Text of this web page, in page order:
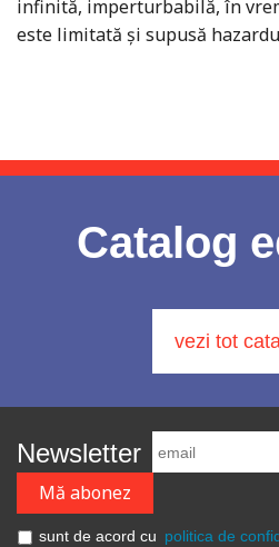
infinită, imperturbabilă, în
este limitată şi supusă
Catalog
vezi tot
Newsletter
sunt de acord cu politica de